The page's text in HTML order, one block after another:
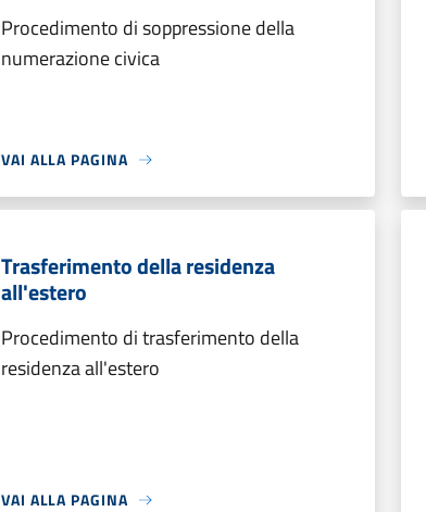
Procedimento di soppressione della
numerazione civica
VAI ALLA PAGINA
Trasferimento della residenza
all'estero
Procedimento di trasferimento della
residenza all'estero
VAI ALLA PAGINA